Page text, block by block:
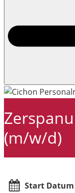
(m/w/d)
Start Datum